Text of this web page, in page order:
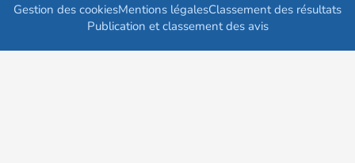
Gestion des cookiesMentions légalesClassement des résultats
Publication et classement des avis